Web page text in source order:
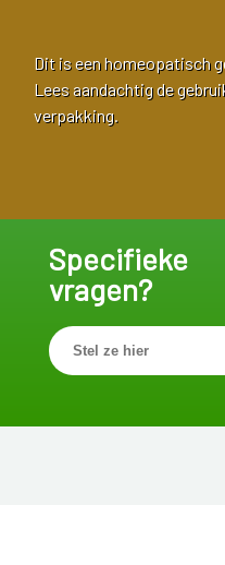
Dit is een homeopatisch
Lees aandachtig de
verpakking.
Specifieke
vragen?